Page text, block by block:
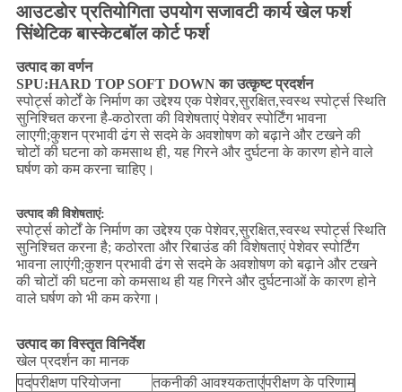
आउटडोर प्रतियोगिता उपयोग सजावटी कार्य खेल फर्श
सिंथेटिक बास्केटबॉल कोर्ट फर्श
उत्पाद का वर्णन
SPU:HARD TOP SOFT DOWN का उत्कृष्ट प्रदर्शन
स्पोर्ट्स कोर्टों के निर्माण का उद्देश्य एक पेशेवर,सुरक्षित,स्वस्थ स्पोर्ट्स स्थिति
सुनिश्चित करना है-कठोरता की विशेषताएं पेशेवर स्पोर्टिंग भावना
लाएगी;कुशन प्रभावी ढंग से सदमे के अवशोषण को बढ़ाने और टखने की
चोटों की घटना को कमसाथ ही, यह गिरने और दुर्घटना के कारण होने वाले
घर्षण को कम करना चाहिए।
उत्पाद की विशेषताएं:
स्पोर्ट्स कोर्टों के निर्माण का उद्देश्य एक पेशेवर,सुरक्षित,स्वस्थ स्पोर्ट्स स्थिति
सुनिश्चित करना है; कठोरता और रिबाउंड की विशेषताएं पेशेवर स्पोर्टिंग
भावना लाएंगी;कुशन प्रभावी ढंग से सदमे के अवशोषण को बढ़ाने और टखने
की चोटों की घटना को कमसाथ ही यह गिरने और दुर्घटनाओं के कारण होने
वाले घर्षण को भी कम करेगा।
उत्पाद का विस्तृत विनिर्देश
खेल प्रदर्शन का मानक
पदपरीक्षण परियोजना तकनीकी आवश्यकताएंपरीक्षण के परिणाम